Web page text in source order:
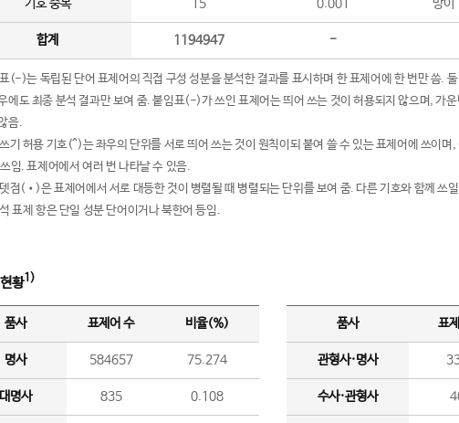
기호 중복 15 0.001 망이
합계 1194947 -
(-)는 독립된 단어 표제어의 직접 구성 성분을 분석한 결과를 표시하며 한 표제어에 한 번만 씀. 둘
에도 최종 분석 결과만 보여 줌. 붙임표(-)가 쓰인 표제어는 띄어 쓰는 것이 허용되지 않으며, 가
음.
기 허용 기호(^)는 좌우의 단위를 서로 띄어 쓰는 것이 원칙이되 붙여 쓸 수 있는 표제어에 쓰이며,
임. 표제어에서 여러 번 나타날 수 있음.
점(•)은 표제어에서 서로 대등한 것이 병렬될 때 병렬되는 단위를 보여 줌. 다른 기호와 함께 쓰
표제 항은 단일 성분 단어이거나 북한어 등임.
황1)
품사 표제어 수 비율(%)
명사 584657 75.274
명사 835 0.108
품사 표
관형사·명사
수사·관형사